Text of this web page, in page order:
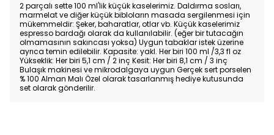
2 parçalı sette 100 ml'lik küçük kaselerimiz. Daldırma sosları,
marmelat ve diğer küçük bibloların masada sergilenmesi için
mükemmeldir: Şeker, baharatlar, otlar vb. Küçük kaselerimiz
espresso bardağı olarak da kullanılabilir. (eğer bir tutacağın
olmamasının sakıncası yoksa) Uygun tabaklar istek üzerine
ayrıca temin edilebilir. Kapasite: yakl. Her biri 100 ml /3,3 fl oz
Yükseklik: Her biri 5,1 cm / 2 inç Kesit: Her biri 8,1 cm / 3 inç
Bulaşık makinesi ve mikrodalgaya uygun Gerçek sert porselen
% 100 Alman Malı Özel olarak tasarlanmış hediye kutusunda
set olarak gönderilir.